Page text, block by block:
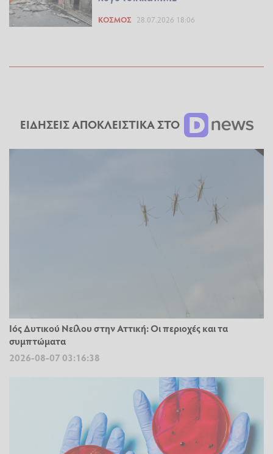
ΚΌΣΜΟΣ 28.07.2026 18:06
ΕΙΔΗΣΕΙΣ ΑΠΟΚΛΕΙΣΤΙΚΑ ΣΤΟ
Ιός Δυτικού Νείλου στην Αττική: Οι περιοχές και τα
συμπτώματα
2026-08-07 03:16:38